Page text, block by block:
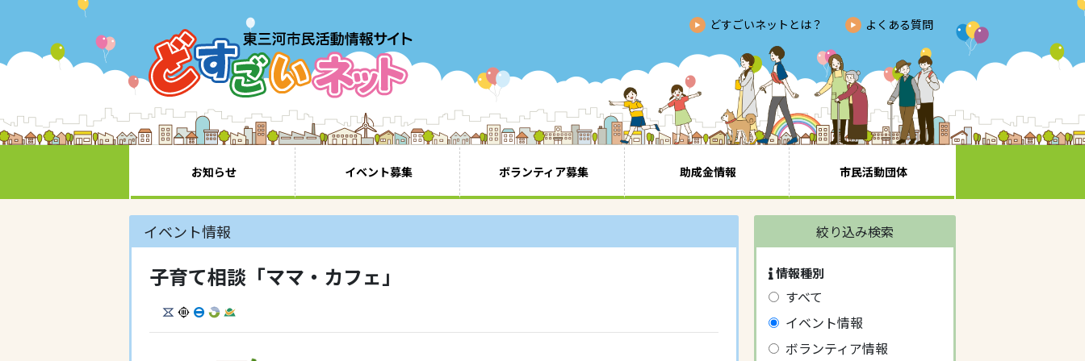
どすごいネットとは？ よくある質問
お知らせ イベント募集 ボランティア募集 助成金情報 市民活動団体
イベント情報
子育て相談「ママ・カフェ」
絞り込み検索
情報種別
すべて
イベント情報
ボランティア情報